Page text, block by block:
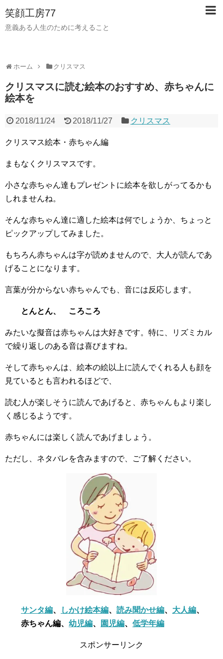
笑顔工房77
意義ある人生のために考えること
ホーム クリスマス
クリスマスに読む絵本のおすすめ、赤ちゃんに
絵本を
2018/11/24 2018/11/27 クリスマス
クリスマス絵本・赤ちゃん編
まもなくクリスマスです。
小さな赤ちゃん達もプレゼントに絵本を欲しがってるかも
しれませんね。
そんな赤ちゃん達に適した絵本は何でしょうか、ちょっと
ピックアップしてみました。
もちろん赤ちゃんは字が読めませんので、大人が読んであ
げることになります。
言葉が分からない赤ちゃんでも、音には反応します。
とんとん、 ころころ
みたいな擬音は赤ちゃんは大好きです。特に、リズミカル
で繰り返しのある音は喜びますね。
そして赤ちゃんは、絵本の絵以上に読んでくれる人も顔を
見ているとも言われるほどで、
読む人が楽しそうに読んであげると、赤ちゃんもより楽し
く感じるようです。
赤ちゃんには楽しく読んであげましょう。
ただし、ネタバレを含みますので、ご了解ください。
サンタ編、 しかけ絵本編、 読み聞かせ編、 大人編、
赤ちゃん編、 幼児編、 園児編、 低学年編
スポンサーリンク